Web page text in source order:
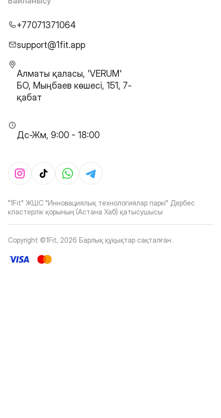
+77071371064
support@1fit.app
Алматы қаласы, 'VERUM'
БО, Мыңбаев көшесі, 151, 7-
қабат
Дс-Жм, 9:00 - 18:00
"1Fit" ЖШС "Инновациялық технологиялар паркі" Дербес
кластерлік қорының (Астана Хаб) қатысушысы
Copyright ©1Fit, 2026 Барлық құқықтар сақталған.